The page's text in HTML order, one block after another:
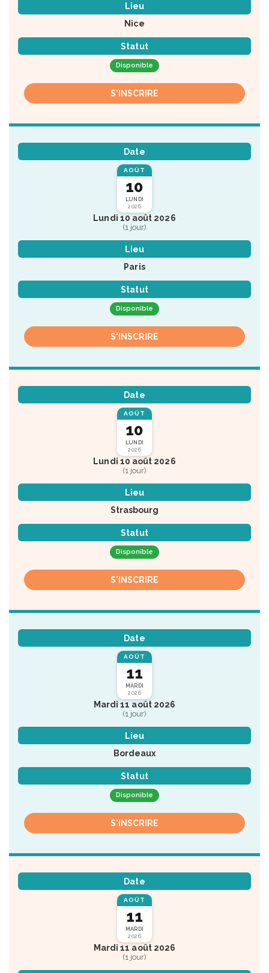
Lieu
Nice
Statut
Disponible
S'INSCRIRE
Date
AOÛT
10
LUNDI
2026
Lundi 10 août 2026
(1 jour)
Lieu
Paris
Statut
Disponible
S'INSCRIRE
Date
AOÛT
10
LUNDI
2026
Lundi 10 août 2026
(1 jour)
Lieu
Strasbourg
Statut
Disponible
S'INSCRIRE
Date
AOÛT
11
MARDI
2026
Mardi 11 août 2026
(1 jour)
Lieu
Bordeaux
Statut
Disponible
S'INSCRIRE
Date
AOÛT
11
MARDI
2026
Mardi 11 août 2026
(1 jour)